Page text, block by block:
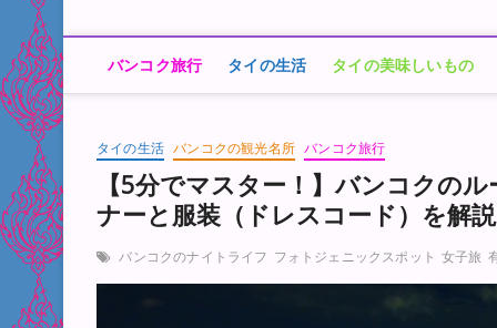
バンコク旅行 タイの生活 タイの美味しいもの
タイの生活 バンコクの観光名所 バンコク旅行
【5分でマスター！】バンコクの
ナーと服装（ドレスコード）を解
バンコクのナイトライフ フォトジェニックスポット 女子旅